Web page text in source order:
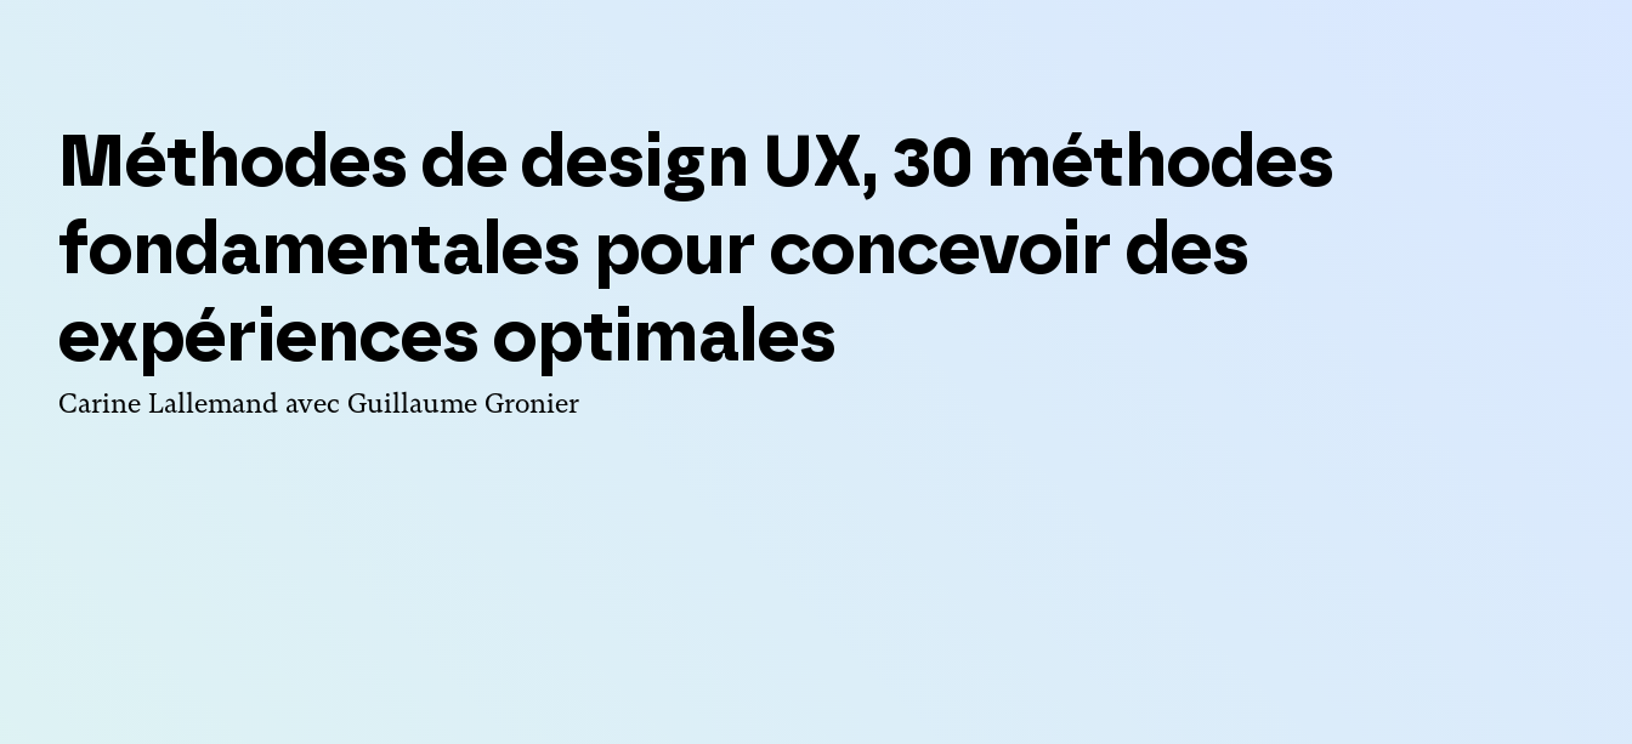
Méthodes de design UX, 30 méthodes
fondamentales pour concevoir des
expériences optimales
Carine Lallemand avec Guillaume Gronier